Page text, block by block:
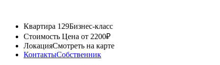
Квартира 129Бизнес-класс
Стоимость Цена от 2200₽
ЛокацияСмотреть на карте
КонтактыСобственник